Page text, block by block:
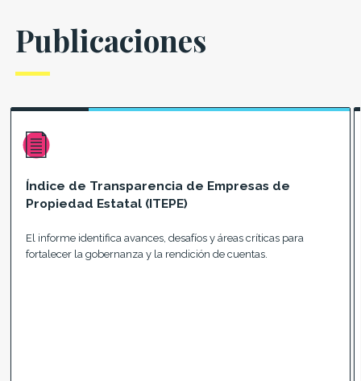
Publicaciones
Índice de Transparencia de Empresas de
Propiedad Estatal (ITEPE)
El informe identifica avances, desafíos y áreas críticas para
fortalecer la gobernanza y la rendición de cuentas.